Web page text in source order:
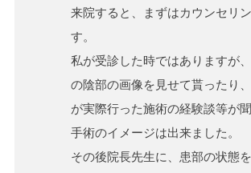
来院すると、まずはカウンセリ
す。
私が受診した時ではありますが
の陰部の画像を見せて貰ったり
が実際行った施術の経験談等が
手術のイメージは出来ました。
その後院長先生に、患部の状態